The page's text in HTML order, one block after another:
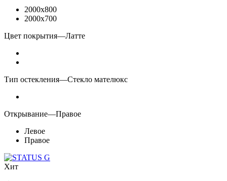
2000x800
2000x700
Цвет покрытия—Латте
Тип остекления—Стекло мателюкс
Открывание—Правое
Левое
Правое
Хит